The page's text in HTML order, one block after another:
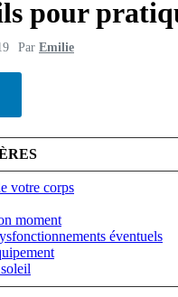
pour
Par Emilie
votre corps
moment
éventuels